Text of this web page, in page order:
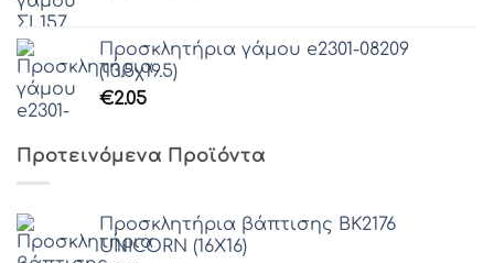
through
Προσκλητήρια γάμου e2301-08209
(13.5χ19.5)
€2.05
Προτεινόμενα Προϊόντα
Προσκλητήρια βάπτισης ΒΚ2176
UNICORN (16X16)